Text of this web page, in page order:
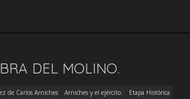
DEL MOLINO.
de Carlos Arniches Arniches y el ejército.
Etapa Histórica